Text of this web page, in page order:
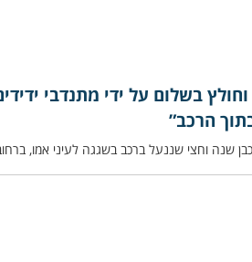
בשלום על ידי מתנדבי
הרכב”